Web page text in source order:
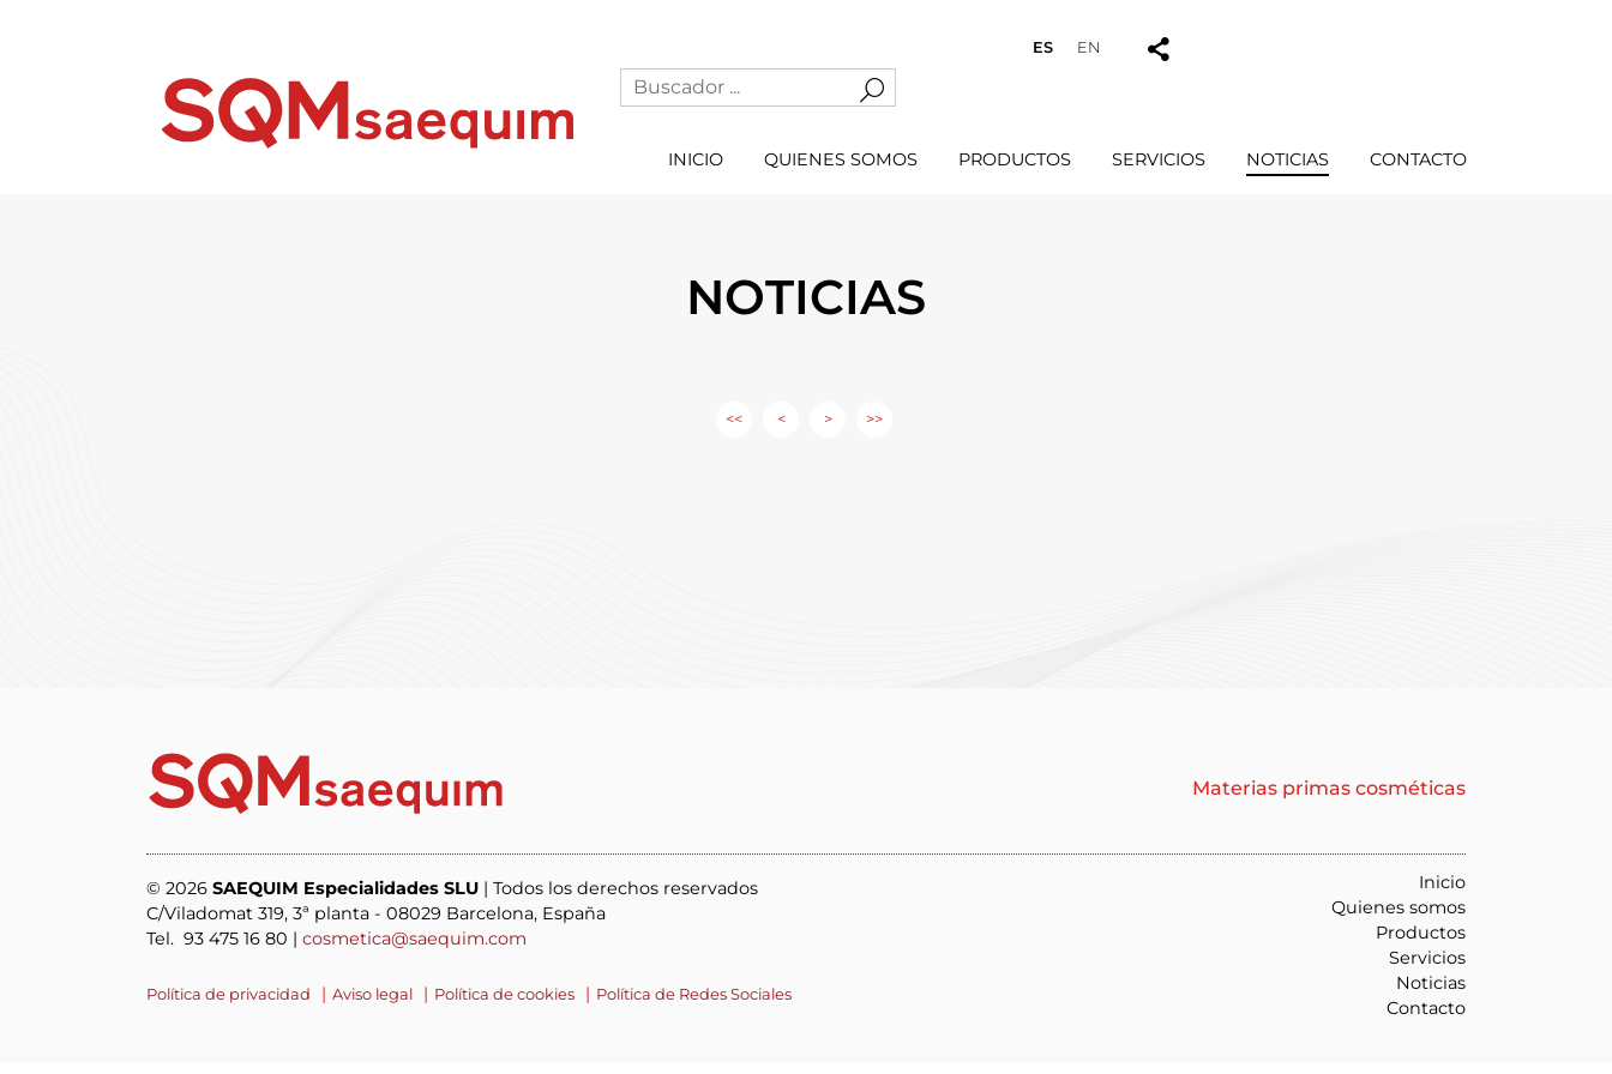
ES EN
INICIO QUIENES SOMOS PRODUCTOS SERVICIOS NOTICIAS CONTACTO
NOTICIAS
<< < > >>
Materias primas cosméticas
© 2026 SAEQUIM Especialidades SLU | Todos los derechos reservados
C/Viladomat 319, 3ª planta - 08029 Barcelona, España
Tel. 93 475 16 80 | cosmetica@saequim.com
Política de privacidad Aviso legal Política de cookies Política de Redes Sociales
Inicio
Quienes somos
Productos
Servicios
Noticias
Contacto